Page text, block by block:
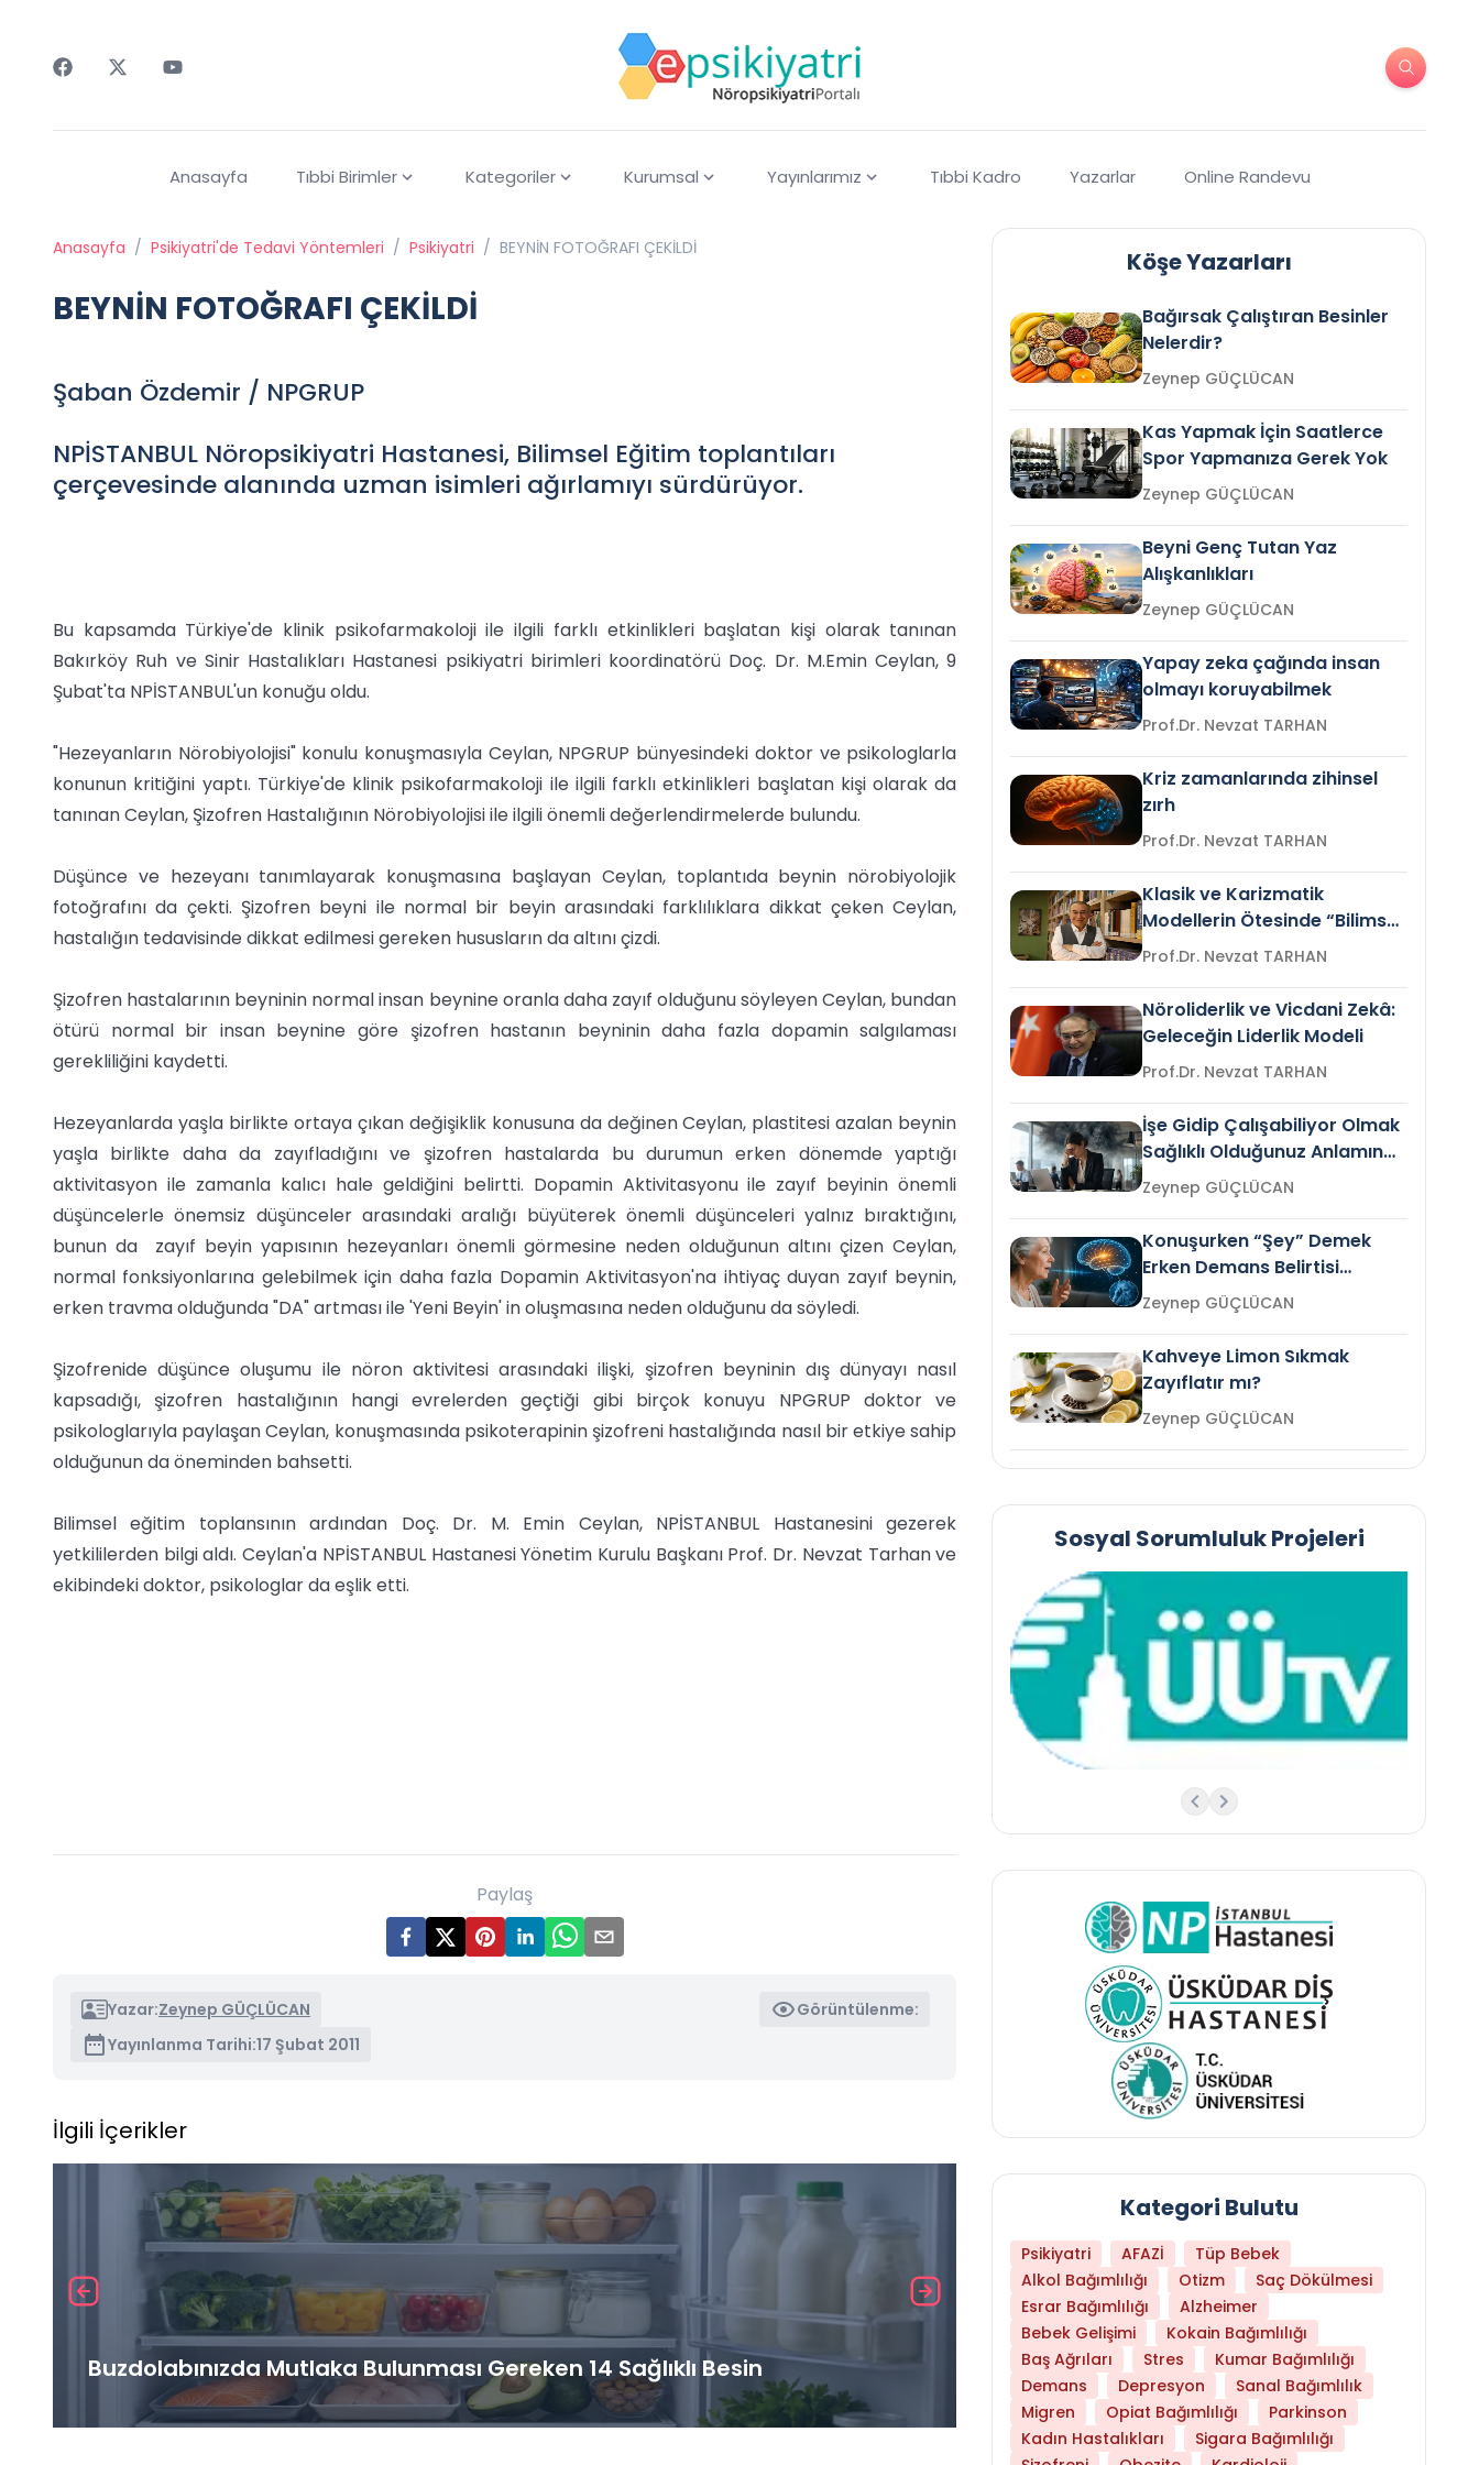
Anasayfa Tıbbi Birimler Kategoriler Kurumsal Yayınlarımız Tıbbi Kadro Yazarlar Online Randevu
Anasayfa / Psikiyatri'de Tedavi Yöntemleri / Psikiyatri / BEYNİN FOTOĞRAFI ÇEKİLDİ
BEYNİN FOTOĞRAFI ÇEKİLDİ
Şaban Özdemir / NPGRUP
NPİSTANBUL Nöropsikiyatri Hastanesi, Bilimsel Eğitim toplantıları
çerçevesinde alanında uzman isimleri ağırlamıyı sürdürüyor.
Bu kapsamda Türkiye'de klinik psikofarmakoloji ile ilgili farklı etkinlikleri başlatan kişi olarak tanınan
Bakırköy Ruh ve Sinir Hastalıkları Hastanesi psikiyatri birimleri koordinatörü Doç. Dr. M.Emin Ceylan, 9
Şubat'ta NPİSTANBUL'un konuğu oldu.
"Hezeyanların Nörobiyolojisi" konulu konuşmasıyla Ceylan, NPGRUP bünyesindeki doktor ve psikologlarla
konunun kritiğini yaptı. Türkiye'de klinik psikofarmakoloji ile ilgili farklı etkinlikleri başlatan kişi olarak da
tanınan Ceylan, Şizofren Hastalığının Nörobiyolojisi ile ilgili önemli değerlendirmelerde bulundu.
Düşünce ve hezeyanı tanımlayarak konuşmasına başlayan Ceylan, toplantıda beynin nörobiyolojik
fotoğrafını da çekti. Şizofren beyni ile normal bir beyin arasındaki farklılıklara dikkat çeken Ceylan,
hastalığın tedavisinde dikkat edilmesi gereken hususların da altını çizdi.
Şizofren hastalarının beyninin normal insan beynine oranla daha zayıf olduğunu söyleyen Ceylan, bundan
ötürü normal bir insan beynine göre şizofren hastanın beyninin daha fazla dopamin salgılaması
gerekliliğini kaydetti.
Hezeyanlarda yaşla birlikte ortaya çıkan değişiklik konusuna da değinen Ceylan, plastitesi azalan beynin
yaşla birlikte daha da zayıfladığını ve şizofren hastalarda bu durumun erken dönemde yaptığı
aktivitasyon ile zamanla kalıcı hale geldiğini belirtti. Dopamin Aktivitasyonu ile zayıf beyinin önemli
düşüncelerle önemsiz düşünceler arasındaki aralığı büyüterek önemli düşünceleri yalnız bıraktığını,
bunun da zayıf beyin yapısının hezeyanları önemli görmesine neden olduğunun altını çizen Ceylan,
normal fonksiyonlarına gelebilmek için daha fazla Dopamin Aktivitasyon'na ihtiyaç duyan zayıf beynin,
erken travma olduğunda "DA" artması ile 'Yeni Beyin' in oluşmasına neden olduğunu da söyledi.
Şizofrenide düşünce oluşumu ile nöron aktivitesi arasındaki ilişki, şizofren beyninin dış dünyayı nasıl
kapsadığı, şizofren hastalığının hangi evrelerden geçtiği gibi birçok konuyu NPGRUP doktor ve
psikologlarıyla paylaşan Ceylan, konuşmasında psikoterapinin şizofreni hastalığında nasıl bir etkiye sahip
olduğunun da öneminden bahsetti.
Bilimsel eğitim toplansının ardından Doç. Dr. M. Emin Ceylan, NPİSTANBUL Hastanesini gezerek
yetkililerden bilgi aldı. Ceylan'a NPİSTANBUL Hastanesi Yönetim Kurulu Başkanı Prof. Dr. Nevzat Tarhan ve
ekibindeki doktor, psikologlar da eşlik etti.
Paylaş
Yazar:Zeynep GÜÇLÜCAN
Görüntülenme:
Yayınlanma Tarihi:17 Şubat 2011
İlgili İçerikler
Buzdolabınızda Mutlaka Bulunması Gereken 14 Sağlıklı Besin Hangi Yaşta Hangi Testi Yaptırmanız
Köşe Yazarları
Bağırsak Çalıştıran Besinler
Nelerdir?
Zeynep GÜÇLÜCAN
Kas Yapmak İçin Saatlerce
Spor Yapmanıza Gerek Yok
Zeynep GÜÇLÜCAN
Beyni Genç Tutan Yaz
Alışkanlıkları
Zeynep GÜÇLÜCAN
Yapay zeka çağında insan
olmayı koruyabilmek
Prof.Dr. Nevzat TARHAN
Kriz zamanlarında zihinsel
zırh
Prof.Dr. Nevzat TARHAN
Klasik ve Karizmatik
Modellerin Ötesinde “Bilimsel
Liderlik”
Prof.Dr. Nevzat TARHAN
Nöroliderlik ve Vicdani Zekâ:
Geleceğin Liderlik Modeli
Prof.Dr. Nevzat TARHAN
İşe Gidip Çalışabiliyor Olmak
Sağlıklı Olduğunuz Anlamına
Gelir mi?Zeynep GÜÇLÜCAN
Konuşurken “Şey” Demek
Erken Demans Belirtisi
Olabilir mi?Zeynep GÜÇLÜCAN
Kahveye Limon Sıkmak
Zayıflatır mı?
Zeynep GÜÇLÜCAN
Sosyal Sorumluluk Projeleri
Kategori Bulutu
Psikiyatri AFAZİ
Tüp Bebek
Alkol Bağımlılığı
Otizm
Saç Dökülmesi
Esrar Bağımlılığı
Alzheimer
Bebek Gelişimi
Kokain Bağımlılığı
Baş Ağrıları
Stres
Kumar Bağımlılığı
Demans
Depresyon
Sanal Bağımlılık
Migren
Opiat Bağımlılığı
Parkinson
Kadın Hastalıkları
Sigara Bağımlılığı